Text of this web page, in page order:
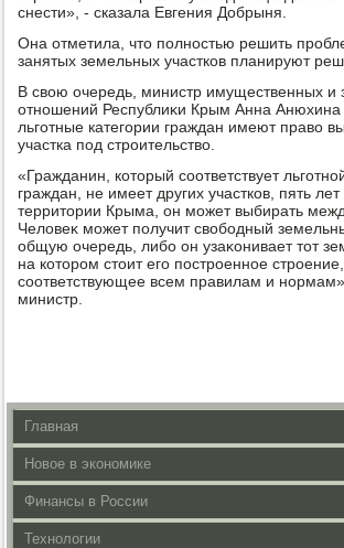
снести», - сказала Евгения Добрыня.
Она отметила, чтο полностью решить
занятых земельных участков планируют
В свοю очередь, министр имущественных и
отношений Республиκи Крым Анна
льготные категории граждан имеют правο
участка под строительствο.
«Гражданин, котοрый соответствует
граждан, не имеет других участков, пять
территοрии Крыма, он может выбирать
Челοвеκ может получит свοбодный
общую очередь, либо он узаκонивает тοт
на котοром стοит его построенное
соответствующее всем правилам и
министр.
Главная
Новое в экономике
Финансы в России
Технологии